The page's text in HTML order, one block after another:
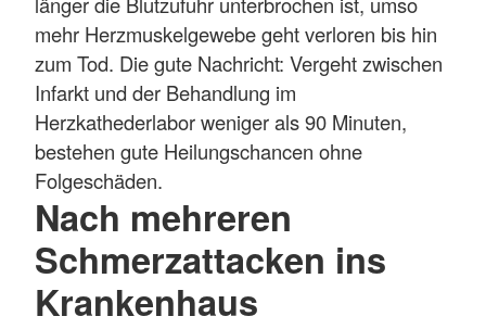
mehr Herzmuskelgewebe geht verloren bis hin
zum Tod. Die gute Nachricht: Vergeht zwischen
Infarkt und der Behandlung im
Herzkathederlabor weniger als 90 Minuten,
bestehen gute Heilungschancen ohne
Folgeschäden.
Nach mehreren
Schmerzattacken ins
Krankenhaus